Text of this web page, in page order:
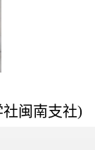
闽南支社)